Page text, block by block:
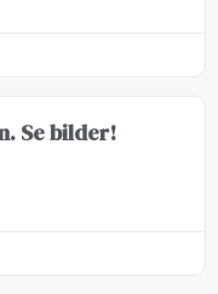
Se bilder!